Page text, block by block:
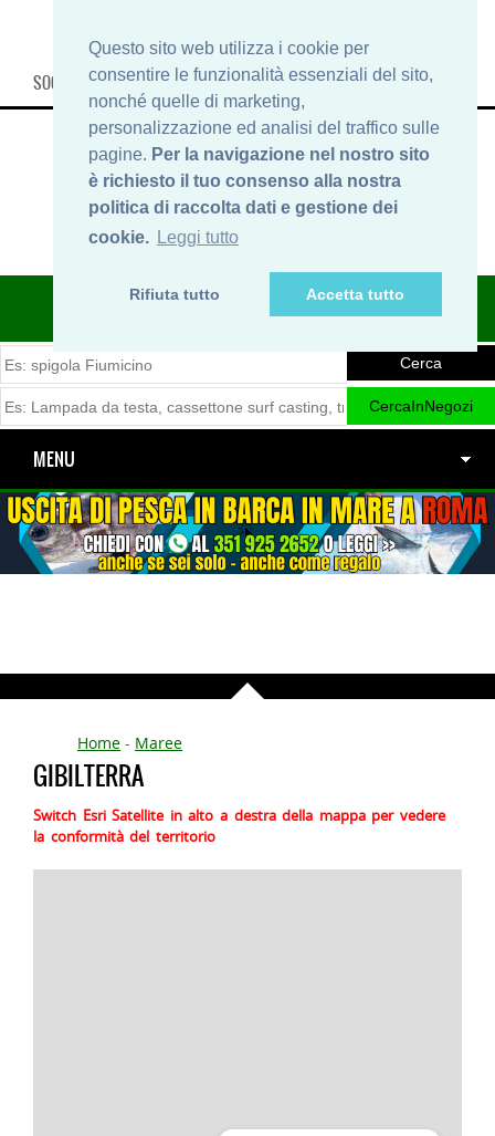
Questo sito web utilizza i cookie per
consentire le funzionalità essenziali del sito,
nonché quelle di marketing,
personalizzazione ed analisi del traffico sulle
pagine. Per la navigazione nel nostro sito
è richiesto il tuo consenso alla nostra
politica di raccolta dati e gestione dei
cookie. Leggi tutto
Rifiuta tutto Accetta tutto
SOCIAL, INFO & SHOP
ITINERARIDIPESCA.IT
MENU
Home - Maree
GIBILTERRA
Switch Esri Satellite in alto a destra della mappa per vedere
la conformità del territorio